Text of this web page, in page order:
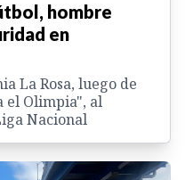
hombre
en
La Rosa, luego de
el Olimpia", al
Nacional